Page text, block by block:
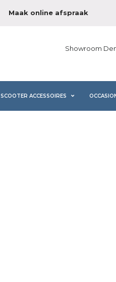
Maak online afspraak
Showroom
SCOOTER ACCESSOIRES